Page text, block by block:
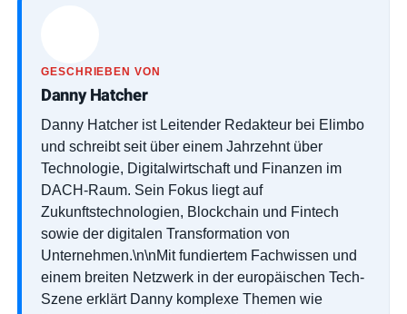
GESCHRIEBEN VON
Danny Hatcher
Danny Hatcher ist Leitender Redakteur bei Elimbo
und schreibt seit über einem Jahrzehnt über
Technologie, Digitalwirtschaft und Finanzen im
DACH-Raum. Sein Fokus liegt auf
Zukunftstechnologien, Blockchain und Fintech
sowie der digitalen Transformation von
Unternehmen.\n\nMit fundiertem Fachwissen und
einem breiten Netzwerk in der europäischen Tech-
Szene erklärt Danny komplexe Themen wie